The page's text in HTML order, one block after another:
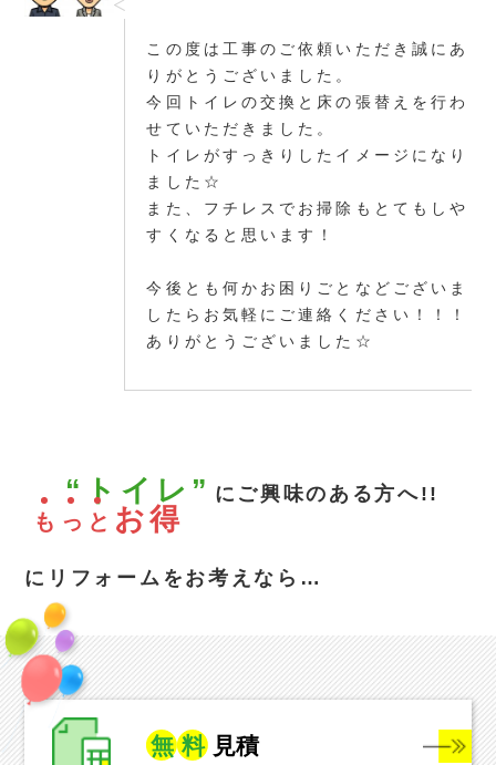
この度は工事のご依頼いただき誠にあ
りがとうございました。
今回トイレの交換と床の張替えを行わ
せていただきました。
トイレがすっきりしたイメージになり
ました☆
また、フチレスでお掃除もとてもしや
すくなると思います！
今後とも何かお困りごとなどございま
したらお気軽にご連絡ください！！！
ありがとうございました☆
“トイレ” にご興味のある方へ!!
も っ と お得
にリフォームをお考えなら…
無 料 見積